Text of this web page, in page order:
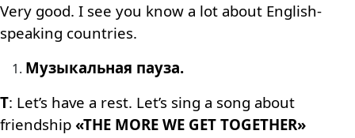
Very good. I see you know a lot about English-
speaking countries.
Музыкальная пауза.
T: Let’s have a rest. Let’s sing a song about
friendship «THE MORE WE GET TOGETHER»